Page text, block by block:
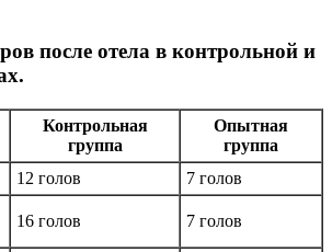
после отела в контрольной и
Контрольная
группа
Опытная
группа
12 голов
7 голов
16 голов 7 голов